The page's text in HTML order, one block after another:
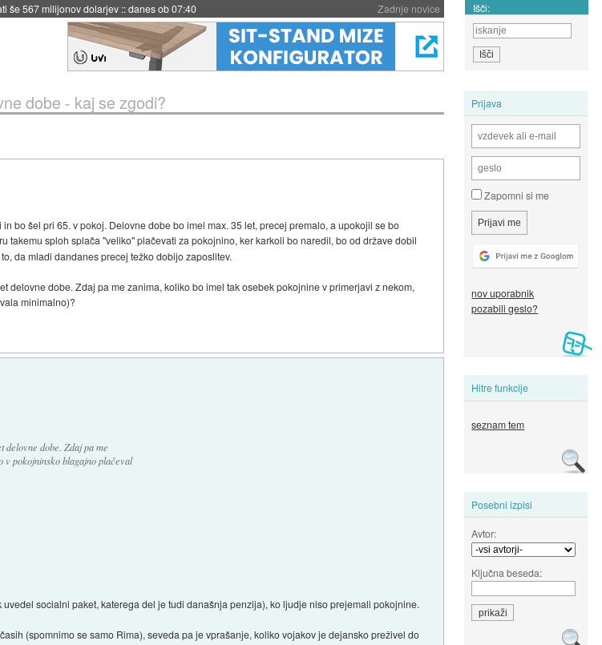
Zadnje novice Išči:
Prijava
Zapomni si me
nov uporabnik
pozabili geslo?
Hitre funkcije
seznam tem
Posebni izpisi
Avtor:
Ključna beseda:
dobe - kaj se zgodi?
bo šel pri 65. v pokoj. Delovne dobe bo imel max. 35 let, precej premalo, a upokojil se bo
takemu sploh splača "veliko" plačevati za pokojnino, ker karkoli bo naredil, bo od države dobil
da mladi dandanes precej težko dobijo zaposlitev.
delovne dobe. Zdaj pa me zanima, koliko bo imel tak osebek pokojnine v primerjavi z nekom,
minimalno)?
delovne dobe. Zdaj pa me
v pokojninsko blagajno plačeval
socialni paket, katerega del je tudi današnja penzija), ko ljudje niso prejemali pokojnine.
(spomnimo se samo Rima), seveda pa je vprašanje, koliko vojakov je dejansko preživel do